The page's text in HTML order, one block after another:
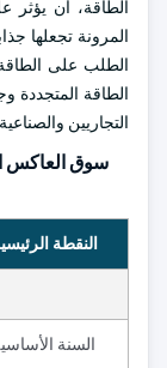
الطاقة، أن يؤثر
المرونة تجعلها
الطلب على
الطاقة المتجددة
التجاريين
سوق العاكس
النقطة
السنة